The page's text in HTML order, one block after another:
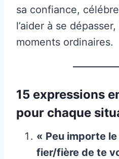
sa confiance,
l’aider à se
moments ordinaires.
15 expressions
pour chaque
« Peu importe
fier/fière de te